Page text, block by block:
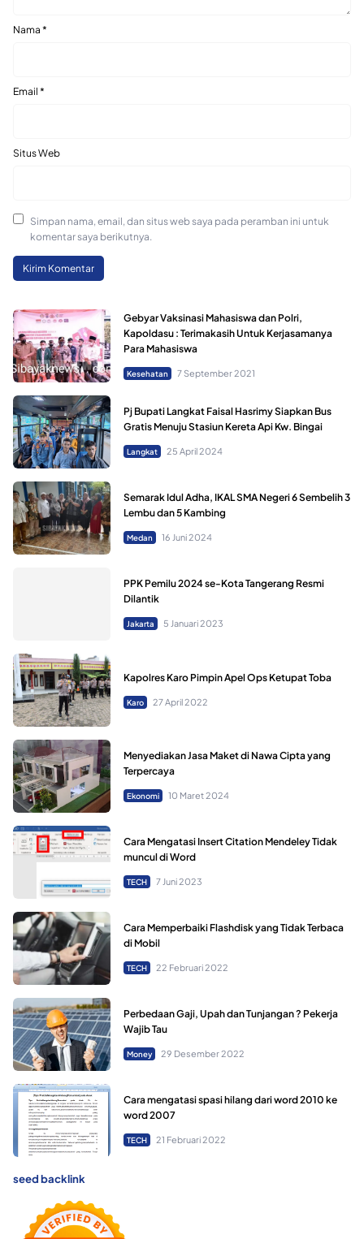
Nama *
Email *
Situs Web
Simpan nama, email, dan situs web saya pada peramban ini untuk
komentar saya berikutnya.
Gebyar Vaksinasi Mahasiswa dan Polri,
Kapoldasu : Terimakasih Untuk Kerjasamanya
Para Mahasiswa
Kesehatan 7 September 2021
Pj Bupati Langkat Faisal Hasrimy Siapkan Bus
Gratis Menuju Stasiun Kereta Api Kw. Bingai
Langkat 25 April 2024
Semarak Idul Adha, IKAL SMA Negeri 6 Sembelih 3
Lembu dan 5 Kambing
Medan 16 Juni 2024
PPK Pemilu 2024 se-Kota Tangerang Resmi
Dilantik
Jakarta 5 Januari 2023
Kapolres Karo Pimpin Apel Ops Ketupat Toba
Karo 27 April 2022
Menyediakan Jasa Maket di Nawa Cipta yang
Terpercaya
Ekonomi 10 Maret 2024
Cara Mengatasi Insert Citation Mendeley Tidak
muncul di Word
TECH 7 Juni 2023
Cara Memperbaiki Flashdisk yang Tidak Terbaca
di Mobil
TECH 22 Februari 2022
Perbedaan Gaji, Upah dan Tunjangan ? Pekerja
Wajib Tau
Money 29 Desember 2022
Cara mengatasi spasi hilang dari word 2010 ke
word 2007
TECH 21 Februari 2022
seed backlink